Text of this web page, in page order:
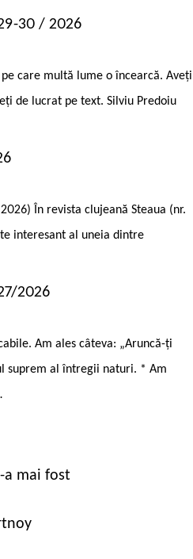
30 / 2026
care multă lume o încearcă. Aveți
de lucrat pe text. Silviu Predoiu
În revista clujeană Steaua (nr.
interesant al uneia dintre
2026
Am ales câteva: „Aruncă-ți
suprem al întregii naturi. * Am
a mai fost